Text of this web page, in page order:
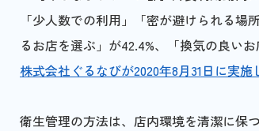
「少人数での利用」「密が避けられる
るお店を選ぶ」が42.4%、「換気の良い
株式会社ぐるなびが2020年8月31日に実施
衛生管理の方法は、店内環境を清潔に保